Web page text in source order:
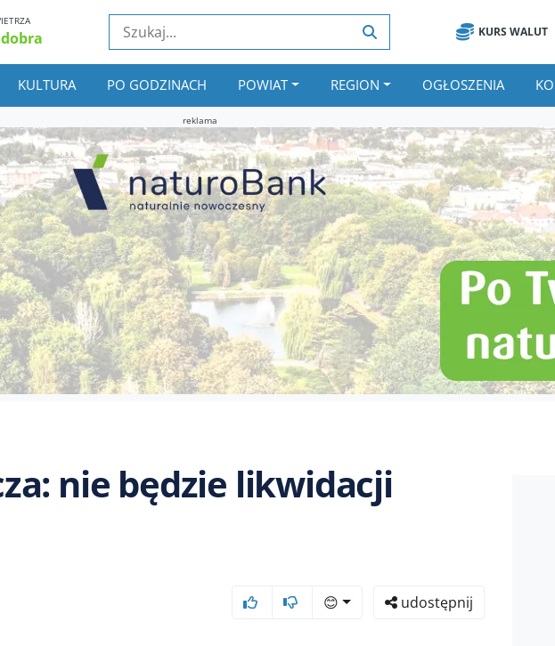
KURS WALUT
KULTURA PO GODZINACH POWIAT REGION OGŁOSZENIA
reklama
nie będzie likwidacji
😊 udostępnij